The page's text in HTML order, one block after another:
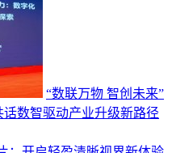
“数联万物 智创未来”
数智驱动产业升级新路径